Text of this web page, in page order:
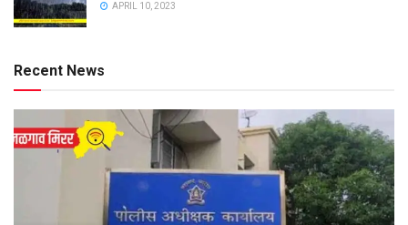
APRIL 10, 2023
Recent News